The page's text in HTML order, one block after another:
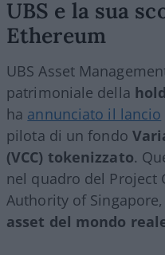
UBS e la sua
Ethereum
UBS Asset
patrimoniale della
ha annunciato il lancio
pilota di un fondo
(VCC) tokenizzato.
nel quadro del Project
Authority of
asset del mondo